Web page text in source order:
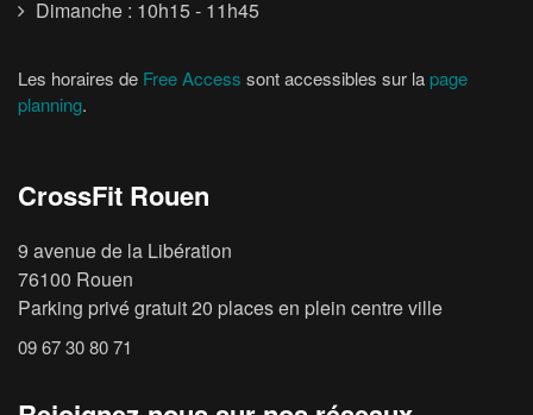
Dimanche : 10h15 - 11h45
Les horaires de Free Access sont accessibles sur la page
planning.
CrossFit Rouen
9 avenue de la Libération
76100 Rouen
Parking privé gratuit 20 places en plein centre ville
09 67 30 80 71